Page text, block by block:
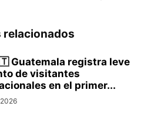
Guatemala registra leve
de visitantes
en el primer...